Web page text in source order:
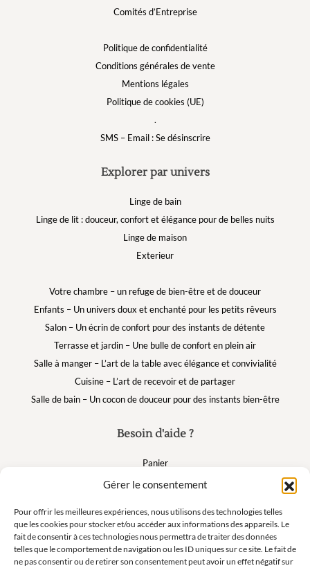
Gérer le consentement
Pour offrir les meilleures expériences, nous utilisons des technologies telles
que les cookies pour stocker et/ou accéder aux informations des appareils. Le
fait de consentir à ces technologies nous permettra de traiter des données
telles que le comportement de navigation ou les ID uniques sur ce site. Le fait de
ne pas consentir ou de retirer son consentement peut avoir un effet négatif sur
Besoin d'aide ?
Panier
FAQ
Suivez nous
Comités d’Entreprise
Politique de confidentialité
Conditions générales de vente
Mentions légales
Politique de cookies (UE)
.
SMS – Email : Se désinscrire
Explorer par univers
Linge de bain
Linge de lit : douceur, confort et élégance pour de belles nuits
Linge de maison
Exterieur
Votre chambre – un refuge de bien-être et de douceur
Enfants – Un univers doux et enchanté pour les petits rêveurs
Salon – Un écrin de confort pour des instants de détente
Terrasse et jardin – Une bulle de confort en plein air
Salle à manger – L’art de la table avec élégance et convivialité
Cuisine – L’art de recevoir et de partager
Salle de bain – Un cocon de douceur pour des instants bien-être